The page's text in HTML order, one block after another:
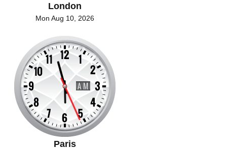
London
Mon Aug 10, 2026
Paris